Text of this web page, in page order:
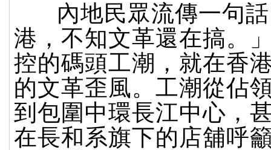
內地民眾流傳一句
港，不知文革還在搞。
控的碼頭工潮，就在香
的文革歪風。工潮從佔
到包圍中環長江中心，
在長和系旗下的店舖呼